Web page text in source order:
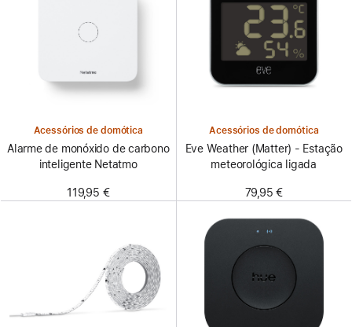
Acessórios de domótica
Alarme de monóxido de carbono
inteligente Netatmo
119,95 €
Acessórios de domótica
Eve Weather (Matter) - Estação
meteorológica ligada
79,95 €